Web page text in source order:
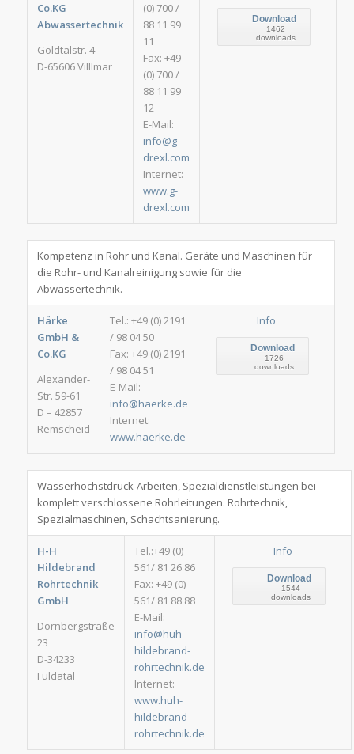
Co.KG
Abwassertechnik
Goldtalstr. 4
D-65606 Villlmar
(0) 700 /
88 11 99
11
Fax: +49
(0) 700 /
88 11 99
12
E-Mail:
info@g-
drexl.com
Internet:
www.g-
drexl.com
Download
1462
downloads
Kompetenz in Rohr und Kanal. Geräte und Maschinen für
die Rohr- und Kanalreinigung sowie für die
Abwassertechnik.
Härke
GmbH &
Co.KG
Alexander-
Str. 59-61
D – 42857
Remscheid
Tel.: +49 (0) 2191
/ 98 04 50
Fax: +49 (0) 2191
/ 98 04 51
E-Mail:
info@haerke.de
Internet:
www.haerke.de
Info
Download
1726
downloads
Wasserhöchstdruck-Arbeiten, Spezialdienstleistungen bei
komplett verschlossene Rohrleitungen. Rohrtechnik,
Spezialmaschinen, Schachtsanierung.
H-H
Hildebrand
Rohrtechnik
GmbH
Dörnbergstraße
23
D-34233
Fuldatal
Tel.:+49 (0)
561/ 81 26 86
Fax: +49 (0)
561/ 81 88 88
E-Mail:
info@huh-
hildebrand-
rohrtechnik.de
Internet:
www.huh-
hildebrand-
rohrtechnik.de
Info
Download
1544
downloads